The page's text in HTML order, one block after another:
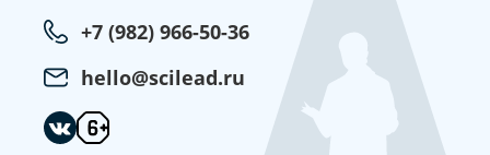
+7 (982) 966-50-36
hello@scilead.ru